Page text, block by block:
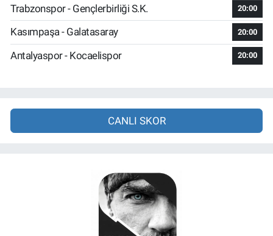
Trabzonspor - Gençlerbirliği S.K. 20:00
Kasımpaşa - Galatasaray 20:00
Antalyaspor - Kocaelispor 20:00
CANLI SKOR